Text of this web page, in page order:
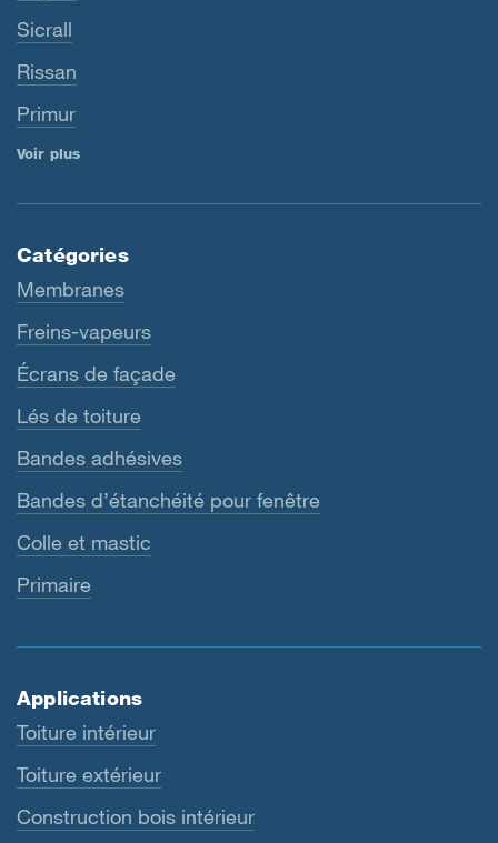
Sicrall
Rissan
Primur
Voir plus
Catégories
Membranes
Freins-vapeurs
Écrans de façade
Lés de toiture
Bandes adhésives
Bandes d’étanchéité pour fenêtre
Colle et mastic
Primaire
Applications
Toiture intérieur
Toiture extérieur
Construction bois intérieur